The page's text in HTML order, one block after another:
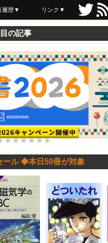
履歴▼
読んだ
で読む
クマーク
リンク▼
の記事
ール ◆本日50冊が対象